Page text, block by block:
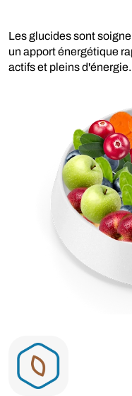
Les glucides sont
un apport énergétique
actifs et pleins d'énergie.